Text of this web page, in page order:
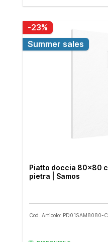
-23%
Summer sales
Piatto doccia 80x80
pietra | Samos
Cod. Articolo: PD01SAM8080-